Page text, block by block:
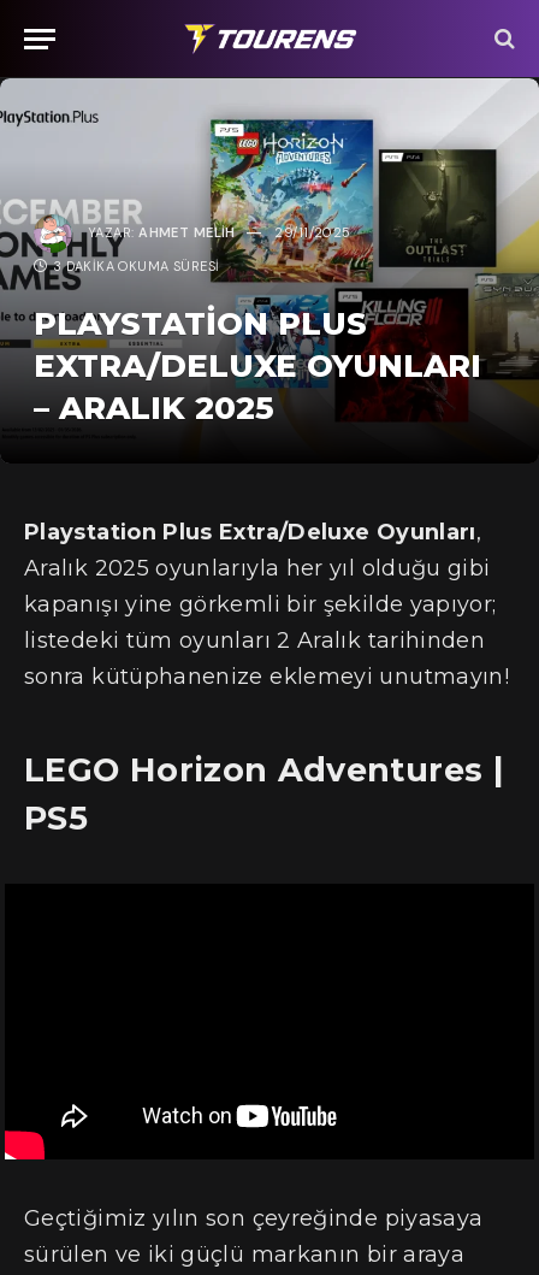
YAZAR: AHMET MELIH 29/11/2025
3 DAKIKA OKUMA SÜRESI
PLAYSTATION PLUS
EXTRA/DELUXE OYUNLARI
– ARALIK 2025
Playstation Plus Extra/Deluxe Oyunları,
Aralık 2025 oyunlarıyla her yıl olduğu gibi
kapanışı yine görkemli bir şekilde yapıyor;
listedeki tüm oyunları 2 Aralık tarihinden
sonra kütüphanenize eklemeyi unutmayın!
LEGO Horizon Adventures
PS5
Geçtiğimiz yılın son çeyreğinde piyasaya
sürülen ve iki güçlü markanın bir araya